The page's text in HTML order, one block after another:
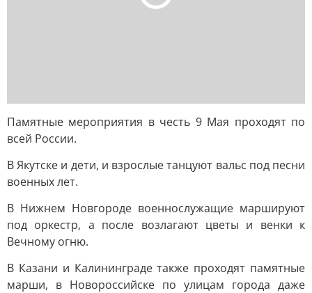
Памятные мероприятия в честь 9 Мая проходят по
всей России.
В Якутске и дети, и взрослые танцуют вальс под песни
военных лет.
В Нижнем Новгороде военнослужащие маршируют
под оркестр, а после возлагают цветы и венки к
Вечному огню.
В Казани и Калининграде также проходят памятные
марши, в Новороссийске по улицам города даже